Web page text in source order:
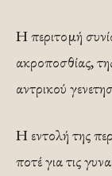
Η περιτομή
ακροποσθίας,
αντρικού
Η εντολή της
ποτέ για τις